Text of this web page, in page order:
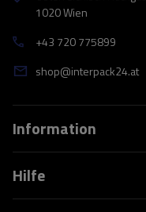
1020 Wien
+43 720 775899
shop@interpack24.at
Information
Hilfe